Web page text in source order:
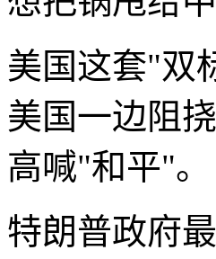
美国这套"双
美国一边阻
高喊"和平"。
特朗普政府